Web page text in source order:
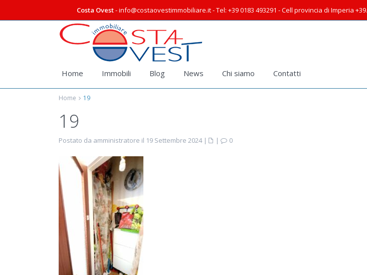
Costa Ovest- info@costaovestimmobiliare.it - Tel: +39 0183 493291 - Cell provincia di Imperia
Home Immobili Blog News Chi siamo Contatti
Home 19
19
Postato da amministratore il 19 Settembre 2024 | | 0